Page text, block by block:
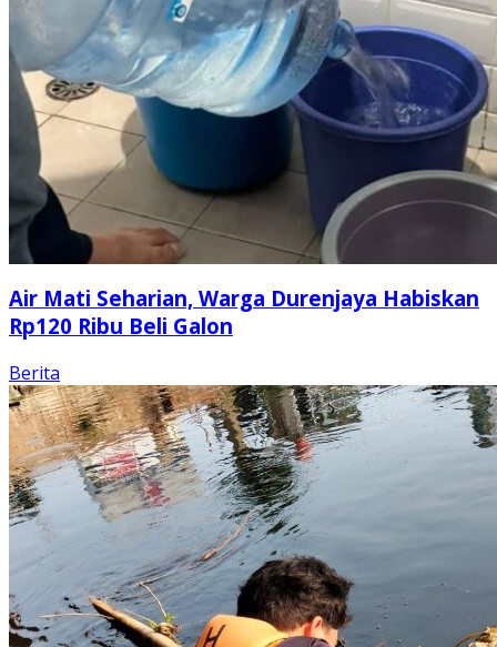
Air Mati Seharian, Warga Durenjaya Habiskan
Rp120 Ribu Beli Galon
Berita